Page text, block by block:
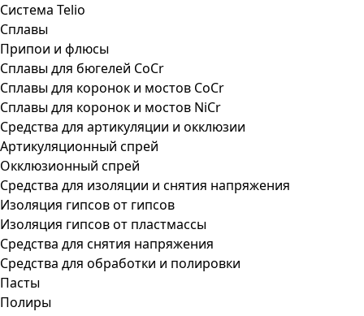
Система Telio
Сплавы
Припои и флюсы
Сплавы для бюгелей CoCr
Сплавы для коронок и мостов CoCr
Сплавы для коронок и мостов NiCr
Средства для артикуляции и окклюзии
Артикуляционный спрей
Окклюзионный спрей
Средства для изоляции и снятия напряжения
Изоляция гипсов от гипсов
Изоляция гипсов от пластмассы
Средства для снятия напряжения
Средства для обработки и полировки
Пасты
Полиры